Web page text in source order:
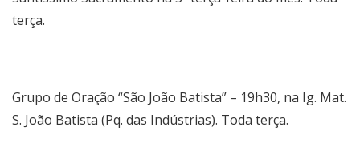
terça.
Grupo de Oração “São João Batista” – 19h30, na Ig. Mat.
S. João Batista (Pq. das Indústrias). Toda terça.